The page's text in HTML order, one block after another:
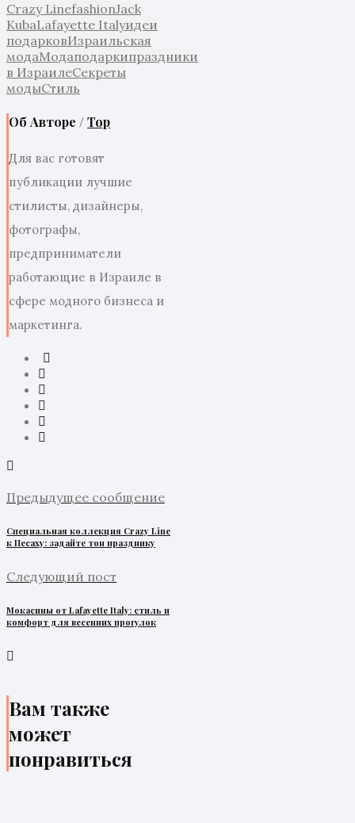
Crazy LinefashionJack
KubaLafayette Italyидеи
подарковИзраильская
модаМодаподаркипраздники
в ИзраилеСекреты
модыСтиль
Об Авторе /Top
Для вас готовят
публикации лучшие
стилисты, дизайнеры,
фотографы,
предприниматели
работающие в Израиле в
сфере модного бизнеса и
маркетинга.
Предыдущее сообщение
Специальная коллекция Crazy Line
к Песаху: задайте тон празднику
Следующий пост
Мокасины от Lafayette Italy: стиль и
комфорт для весенних прогулок
Вам также
может
понравиться